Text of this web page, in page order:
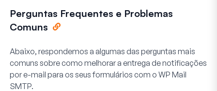
Perguntas Frequentes e Problemas
Comuns
Abaixo, respondemos a algumas das perguntas mais
comuns sobre como melhorar a entrega de notificações
por e-mail para os seus formulários com o WP Mail
SMTP.